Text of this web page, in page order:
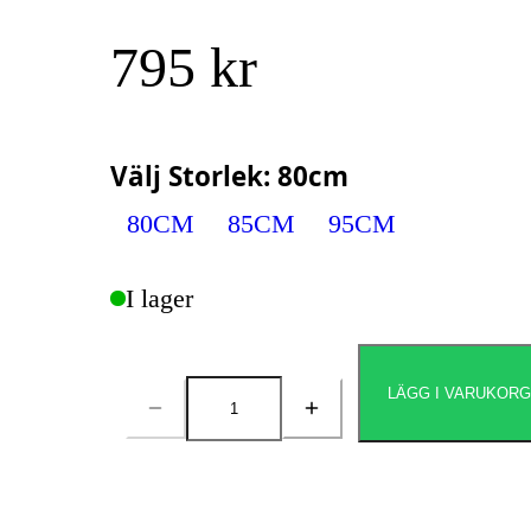
795 kr
Välj Storlek: 80cm
80CM 85CM 95CM
I lager
Antal
LÄGG I